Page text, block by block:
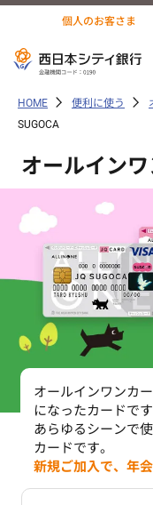
個人のお客さま
HOME 便利に使う
SUGOCA
オールインワ
オールインワンカ
になったカードです
あらゆるシーンで
カードです。
新規ご加入で、年